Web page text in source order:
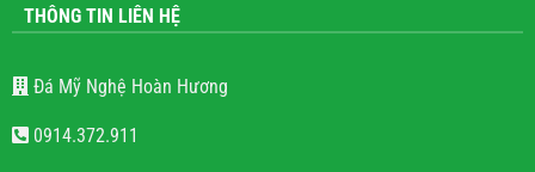
THÔNG TIN LIÊN HỆ
Đá Mỹ Nghệ Hoàn Hương
0914.372.911